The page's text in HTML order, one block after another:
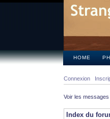
HOME
Connexion
Voir les
Index du